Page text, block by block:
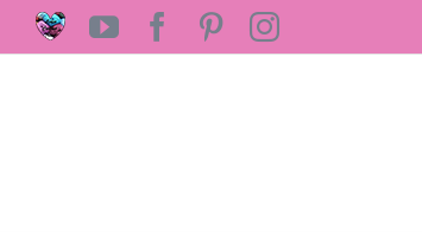
Passer
au
Laine
Lidia
YouTubeFacebookPinterestInstagram